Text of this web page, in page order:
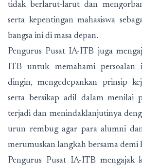
tidak berlarut-larut dan
serta kepentingan mahasiswa
bangsa ini di masa depan.
Pengurus Pusat IA-ITB juga
ITB untuk memahami persoalan
dingin, mengedepankan prinsip
serta bersikap adil dalam menilai
terjadi dan menindaklanjutinya
urun rembug agar para alumni
merumuskan langkah bersama demi
Pengurus Pusat IA-ITB mengajak